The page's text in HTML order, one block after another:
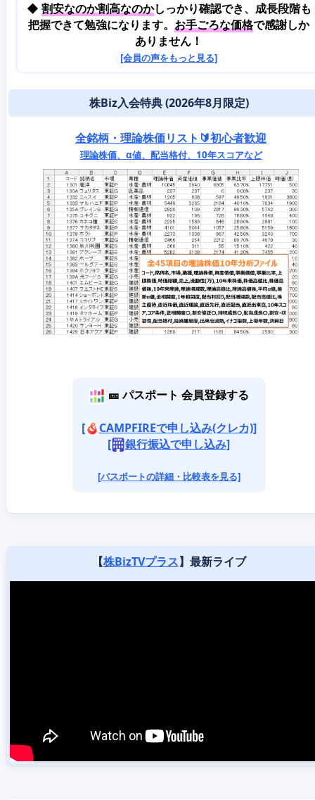
◆ 割安なのか割高なのかしっかり確認でき、成長段階も
把握できて勉強になります。 お手ごろな価格で感謝しか
ありません！
[会員の声をもっと見る]
株Biz入会特典 (2026年8月限定)
全銘柄・理論株価リスト🔰初心者歓迎
理論株価、α値、配当格付、10年スコアなど
🎫 パスポート 会員登録する
[
CAMPFIREで申し込み(クレカ)]
[
銀行振込で申し込み]
[パスポートの詳細・比較表を見る]
【株BizTVプラス】最新ライブ